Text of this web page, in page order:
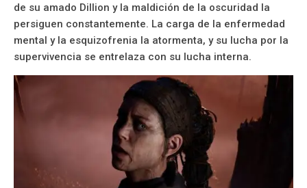
de su amado Dillion y la maldición de la oscuridad la
persiguen constantemente. La carga de la enfermedad
mental y la esquizofrenia la atormenta, y su lucha por la
supervivencia se entrelaza con su lucha interna.